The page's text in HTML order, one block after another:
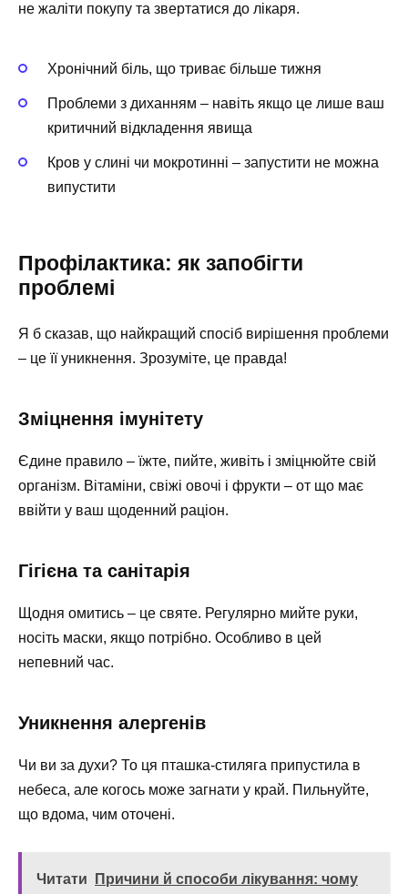
не жаліти покупу та звертатися до лікаря.
Хронічний біль, що триває більше тижня
Проблеми з диханням – навіть якщо це лише ваш
критичний відкладення явища
Кров у слині чи мокротинні – запустити не можна
випустити
Профілактика: як запобігти
проблемі
Я б сказав, що найкращий спосіб вирішення проблеми
– це її уникнення. Зрозуміте, це правда!
Зміцнення імунітету
Єдине правило – їжте, пийте, живіть і зміцнюйте свій
організм. Вітаміни, свіжі овочі і фрукти – от що має
ввійти у ваш щоденний раціон.
Гігієна та санітарія
Щодня омитись – це святе. Регулярно мийте руки,
носіть маски, якщо потрібно. Особливо в цей
непевний час.
Уникнення алергенів
Чи ви за духи? То ця пташка-стиляга припустила в
небеса, але когось може загнати у край. Пильнуйте,
що вдома, чим оточені.
Читати
Причини й способи лікування: чому